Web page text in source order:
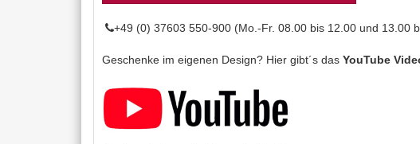
+49 (0) 37603 550-900 (Mo.-Fr. 08.00 bis 12.00 und 13.00
Geschenke im eigenen Design? Hier gibt´s das YouTube